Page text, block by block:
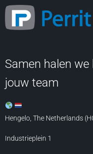
Samen halen
jouw team
Hengelo, The Netherlands
Industrieplein 1